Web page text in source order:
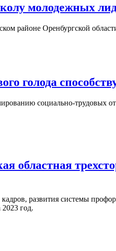
молодежных
районе Оренбургской
голода
социально-
областная
развития системы
год.